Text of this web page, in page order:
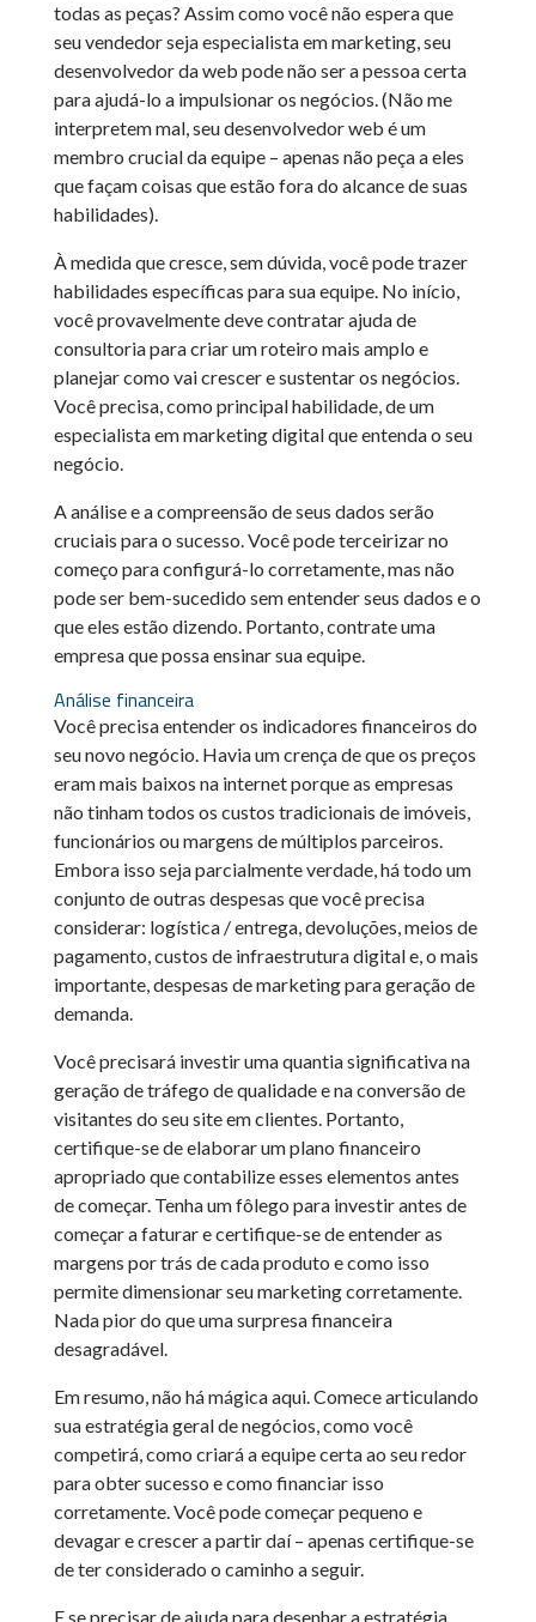
todas as peças? Assim como você não espera que
seu vendedor seja especialista em marketing, seu
desenvolvedor da web pode não ser a pessoa certa
para ajudá-lo a impulsionar os negócios. (Não me
interpretem mal, seu desenvolvedor web é um
membro crucial da equipe – apenas não peça a eles
que façam coisas que estão fora do alcance de suas
habilidades).
À medida que cresce, sem dúvida, você pode trazer
habilidades específicas para sua equipe. No início,
você provavelmente deve contratar ajuda de
consultoria para criar um roteiro mais amplo e
planejar como vai crescer e sustentar os negócios.
Você precisa, como principal habilidade, de um
especialista em marketing digital que entenda o seu
negócio.
A análise e a compreensão de seus dados serão
cruciais para o sucesso. Você pode terceirizar no
começo para configurá-lo corretamente, mas não
pode ser bem-sucedido sem entender seus dados e o
que eles estão dizendo. Portanto, contrate uma
empresa que possa ensinar sua equipe.
Análise financeira
Você precisa entender os indicadores financeiros do
seu novo negócio. Havia um crença de que os preços
eram mais baixos na internet porque as empresas
não tinham todos os custos tradicionais de imóveis,
funcionários ou margens de múltiplos parceiros.
Embora isso seja parcialmente verdade, há todo um
conjunto de outras despesas que você precisa
considerar: logística / entrega, devoluções, meios de
pagamento, custos de infraestrutura digital e, o mais
importante, despesas de marketing para geração de
demanda.
Você precisará investir uma quantia significativa na
geração de tráfego de qualidade e na conversão de
visitantes do seu site em clientes. Portanto,
certifique-se de elaborar um plano financeiro
apropriado que contabilize esses elementos antes
de começar. Tenha um fôlego para investir antes de
começar a faturar e certifique-se de entender as
margens por trás de cada produto e como isso
permite dimensionar seu marketing corretamente.
Nada pior do que uma surpresa financeira
desagradável.
Em resumo, não há mágica aqui. Comece articulando
sua estratégia geral de negócios, como você
competirá, como criará a equipe certa ao seu redor
para obter sucesso e como financiar isso
corretamente. Você pode começar pequeno e
devagar e crescer a partir daí – apenas certifique-se
de ter considerado o caminho a seguir.
E se precisar de ajuda para desenhar a estratégia